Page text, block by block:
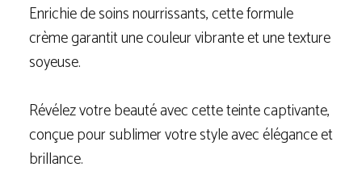
Enrichie de soins nourrissants, cette formule
crème garantit une couleur vibrante et une texture
soyeuse.
Révélez votre beauté avec cette teinte captivante,
conçue pour sublimer votre style avec élégance et
brillance.